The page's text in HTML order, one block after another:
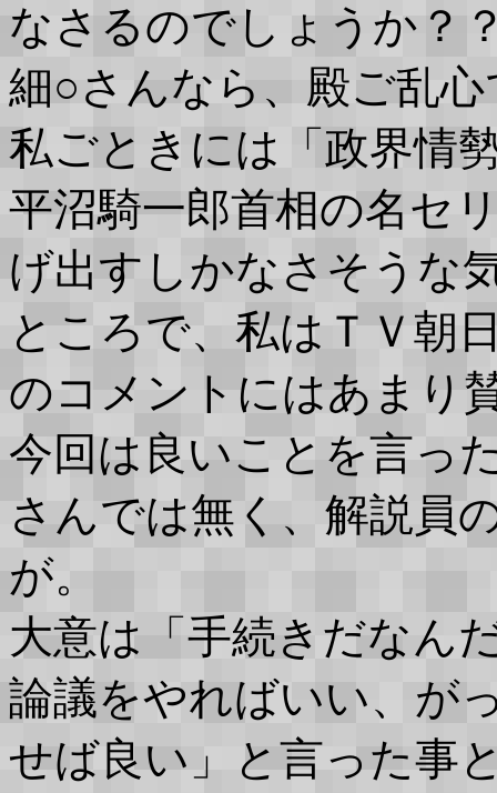
なさるのでしょうか？
細○さんなら、殿ご乱
私ごときには「政界情
平沼騎一郎首相の名セ
げ出すしかなさそうな
ところで、私はＴＶ朝
のコメントにはあまり
今回は良いことを言っ
さんでは無く、解説員
が。
大意は「手続きだなん
論議をやればいい、が
せば良い」と言った事